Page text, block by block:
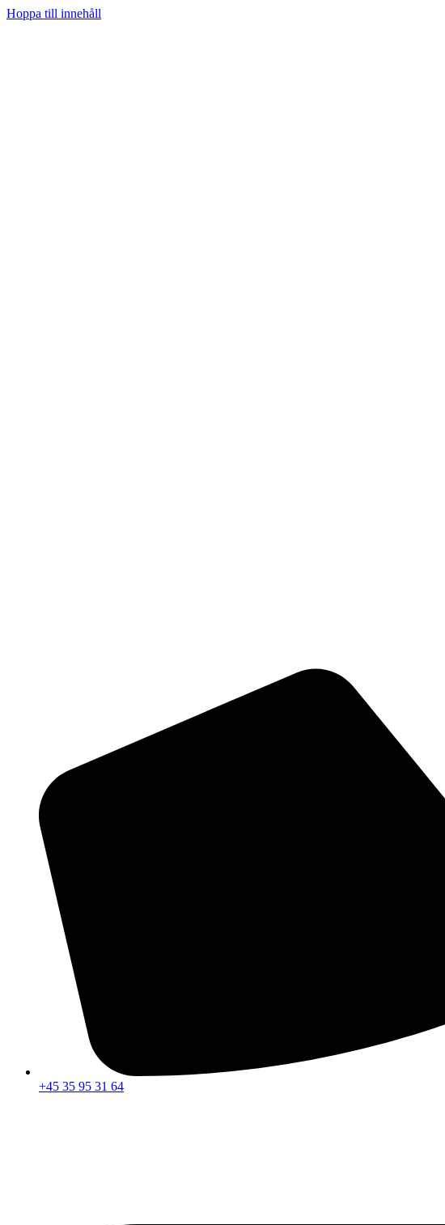
Hoppa till innehåll
+45 35 95 31 64